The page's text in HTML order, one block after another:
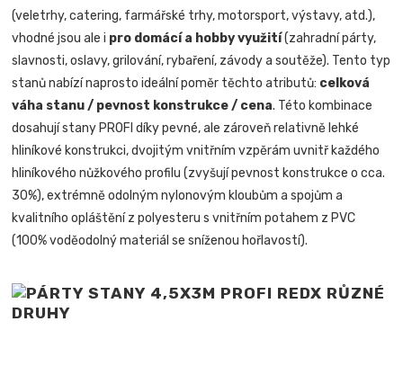
(veletrhy, catering, farmářské trhy, motorsport, výstavy, atd.),
vhodné jsou ale i pro domácí a hobby využití(zahradní párty,
slavnosti, oslavy, grilování, rybaření, závody a soutěže). Tento typ
stanů nabízí naprosto ideální poměr těchto atributů: celková
váha stanu / pevnost konstrukce / cena. Této kombinace
dosahují stany PROFI díky pevné, ale zároveň relativně lehké
hliníkové konstrukci, dvojitým vnitřním vzpěrám uvnitř každého
hliníkového nůžkového profilu (zvyšují pevnost konstrukce o cca.
30%), extrémně odolným nylonovým kloubům a spojům a
kvalitního opláštění z polyesteru s vnitřním potahem z PVC
(100% voděodolný materiál se sníženou hořlavostí).